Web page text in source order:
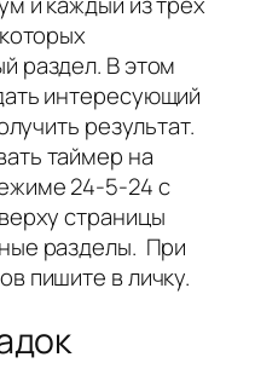
раздел. В этом
интересующий
результат.
таймер на
24-5-24 с
страницы
разделы. При
пишите в личку.